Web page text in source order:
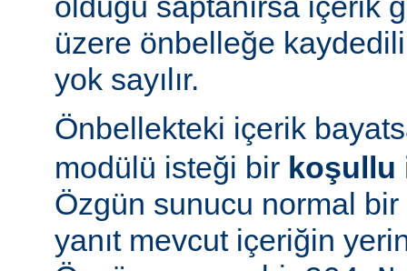
üzere önbelleğe
yok sayılır.
Önbellekteki içerik
modülü isteği bir koşullu
Özgün sunucu normal bir
yanıt mevcut içeriğin